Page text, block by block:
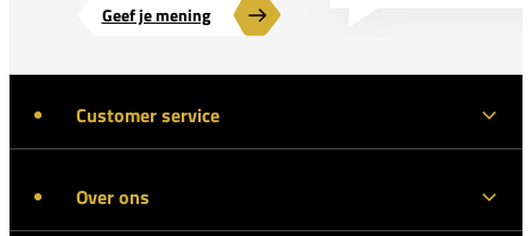
Geef je mening
Customer service
Over ons